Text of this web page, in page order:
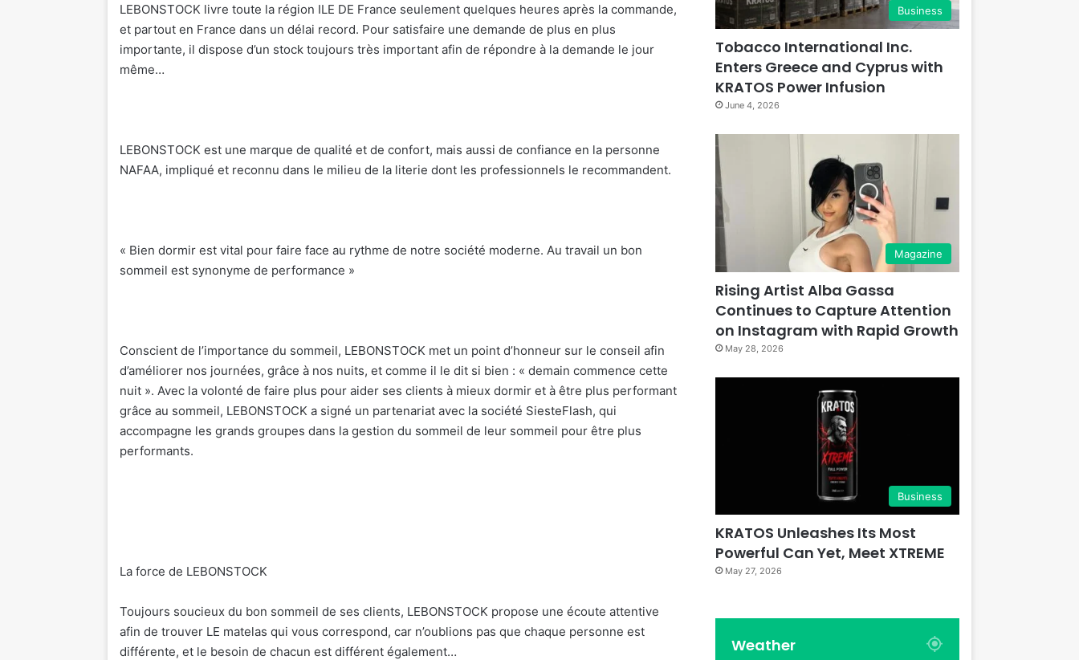
LEBONSTOCK livre toute la région ILE DE France seulement quelques heures après la commande,
et partout en France dans un délai record. Pour satisfaire une demande de plus en plus
importante, il dispose d’un stock toujours très important afin de répondre à la demande le jour
même…
LEBONSTOCK est une marque de qualité et de confort, mais aussi de confiance en la personne
NAFAA, impliqué et reconnu dans le milieu de la literie dont les professionnels le recommandent.
« Bien dormir est vital pour faire face au rythme de notre société moderne. Au travail un bon
sommeil est synonyme de performance »
Conscient de l’importance du sommeil, LEBONSTOCK met un point d’honneur sur le conseil afin
d’améliorer nos journées, grâce à nos nuits, et comme il le dit si bien : « demain commence cette
nuit ». Avec la volonté de faire plus pour aider ses clients à mieux dormir et à être plus performant
grâce au sommeil, LEBONSTOCK a signé un partenariat avec la société SiesteFlash, qui
accompagne les grands groupes dans la gestion du sommeil de leur sommeil pour être plus
performants.
La force de LEBONSTOCK
Toujours soucieux du bon sommeil de ses clients, LEBONSTOCK propose une écoute attentive
afin de trouver LE matelas qui vous correspond, car n’oublions pas que chaque personne est
différente, et le besoin de chacun est différent également…
Business
Tobacco International Inc.
Enters Greece and Cyprus with
KRATOS Power Infusion
June 4, 2026
Magazine
Rising Artist Alba Gassa
Continues to Capture Attention
on Instagram with Rapid Growth
May 28, 2026
Business
KRATOS Unleashes Its Most
Powerful Can Yet, Meet XTREME
May 27, 2026
Weather